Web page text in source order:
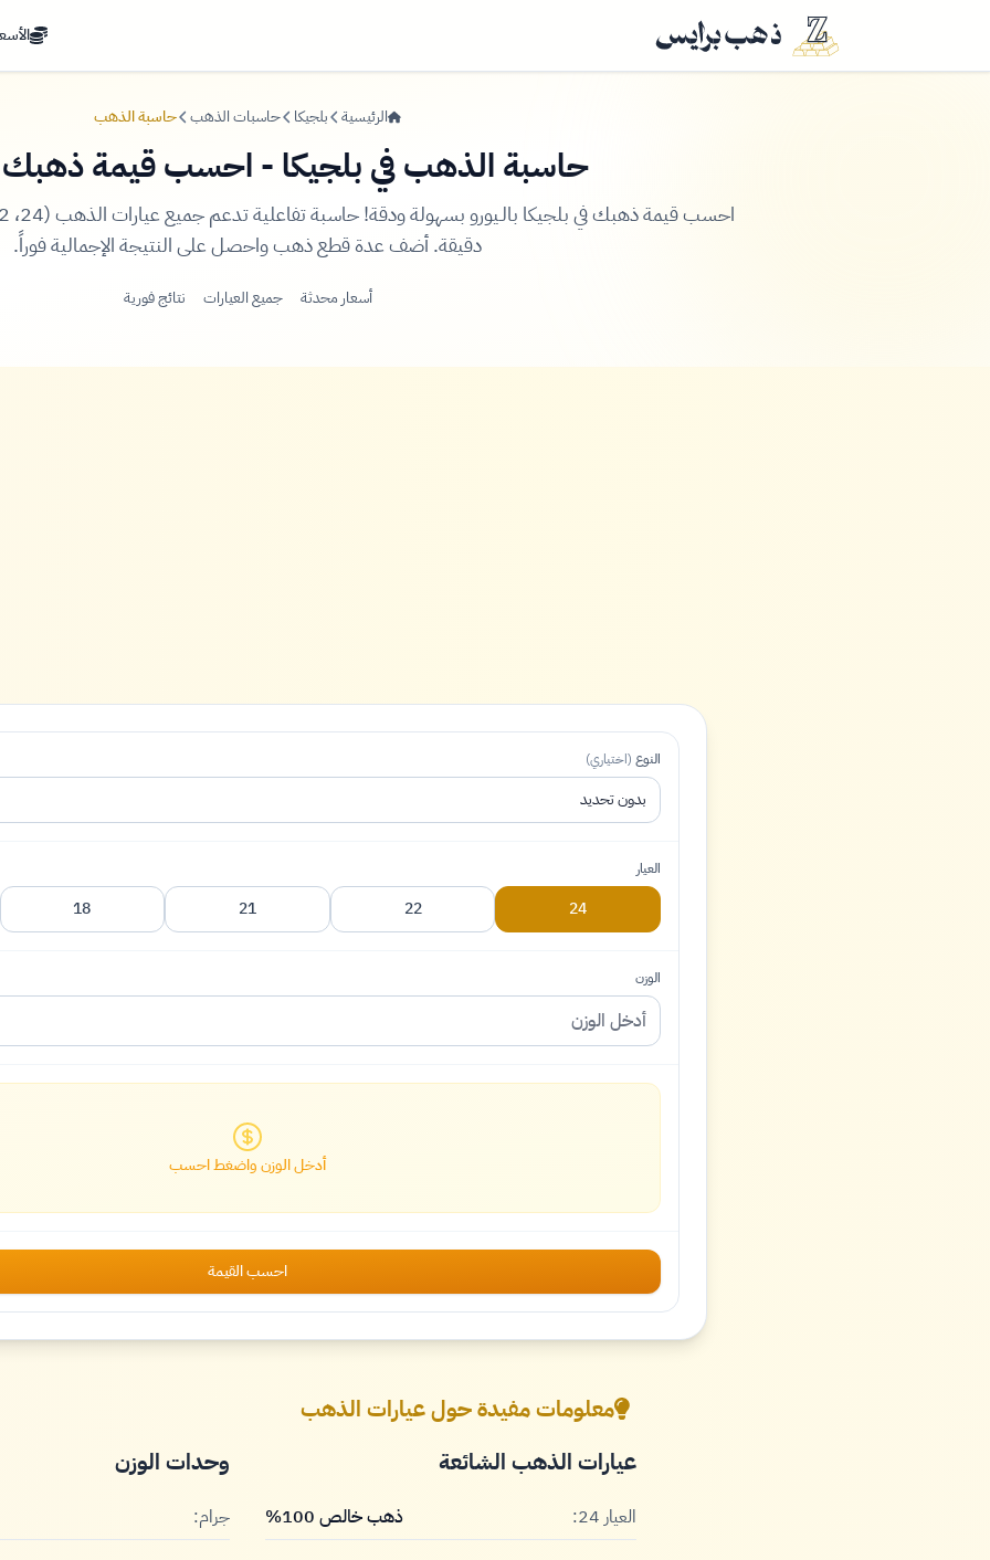
الرئيسية بلجيكا حاسبات الذهب حاسبة الذهب
حاسبة الذهب في بلجيكا - احسب قيمة ذهبك
دقيقة. أضف عدة قطع ذهب واحصل على النتيجة الإجمالية فوراً.
أسعار محدثة جميع العيارات نتائج فورية
النوع (اختياري)
بدون تحديد
العيار
24
22
21
18
الوزن
أدخل الوزن واضغط احسب
احسب القيمة
معلومات مفيدة حول عيارات الذهب
عيارات الذهب الشائعة
العيار 24: ذهب خالص 100%
وحدات الوزن
جرام: